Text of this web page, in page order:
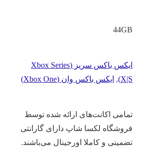
44GB
ایکس باکس سریز (Xbox Series
,ایکس باکس وان (Xbox One)
تمامی اکانت‌های ارائه شده توسط
فروشگاه لکسا شاپ دارای گارانتی
تضمینی و کاملا اورجینال می‌باشند.